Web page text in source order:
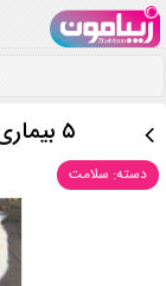
۵ بیماری که سگ‌ها قادرند شناسایی کنند
دسته: سلامت